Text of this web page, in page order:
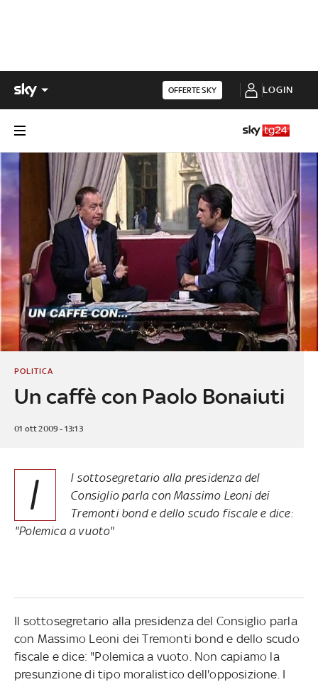
OFFERTE SKY LOGIN
Un caffè con Paolo Bonaiuti
POLITICA
01 ott 2009 - 13:13
I
l sottosegretario alla presidenza del
Consiglio parla con Massimo Leoni dei
Tremonti bond e dello scudo fiscale e dice:
"Polemica a vuoto"
Il sottosegretario alla presidenza del Consiglio parla
con Massimo Leoni dei Tremonti bond e dello scudo
fiscale e dice: "Polemica a vuoto. Non capiamo la
presunzione di tipo moralistico dell'opposizione. I